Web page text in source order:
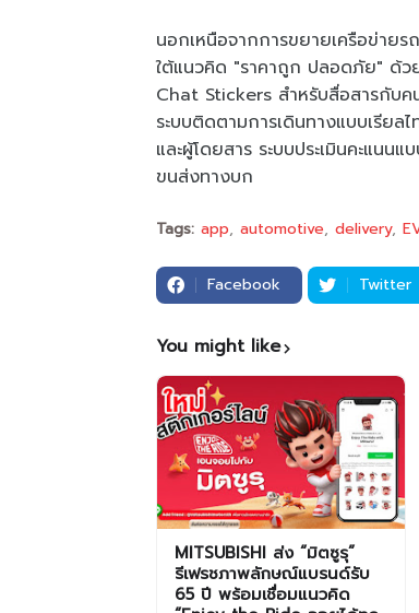
นอกเหนือจากการขยายเครือข่าย
ใต้แนวคิด "ราคาถูก ปลอดภัย" ด้วย
Chat Stickers สำหรับสื่อสารกับค
ระบบติดตามการเดินทางแบบเรีย
และผู้โดยสาร ระบบประเมินคะแนน
ขนส่งทางบก
Tags: app automotive delivery
Facebook Twitter
You might like
MITSUBISHI ส่ง “มิตซูรุ”
รีเฟรชภาพลักษณ์แบรนด์รับ
65 ปี พร้อมเชื่อมแนวคิด